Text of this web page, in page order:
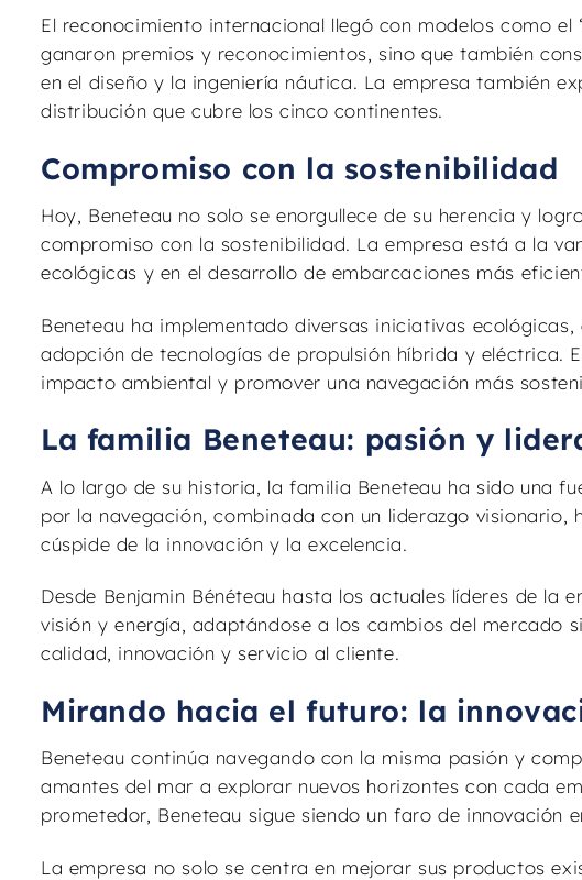
El reconocimiento internacional llegó con modelos como el
ganaron premios y reconocimientos, sino que también
en el diseño y la ingeniería náutica. La empresa también
distribución que cubre los cinco continentes.
Compromiso con la sostenibilidad
Hoy, Beneteau no solo se enorgullece de su herencia y
compromiso con la sostenibilidad. La empresa está a la
ecológicas y en el desarrollo de embarcaciones más
Beneteau ha implementado diversas iniciativas
adopción de tecnologías de propulsión híbrida y eléctrica.
impacto ambiental y promover una navegación más
La familia Beneteau: pasión y
A lo largo de su historia, la familia Beneteau ha sido una
por la navegación, combinada con un liderazgo
cúspide de la innovación y la excelencia.
Desde Benjamin Bénéteau hasta los actuales líderes de la
visión y energía, adaptándose a los cambios del mercado
calidad, innovación y servicio al cliente.
Mirando hacia el futuro: la
Beneteau continúa navegando con la misma pasión y
amantes del mar a explorar nuevos horizontes con cada
prometedor, Beneteau sigue siendo un faro de innovación
La empresa no solo se centra en mejorar sus productos